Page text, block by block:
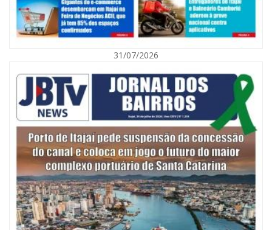
08/08/2026 | 07:00
Agosto Laranja mobiliza Navegantes com ações de prevenção de
deficiências e inclusão social
BALNEÁRIO CAMBORIÚ
31/07/2026